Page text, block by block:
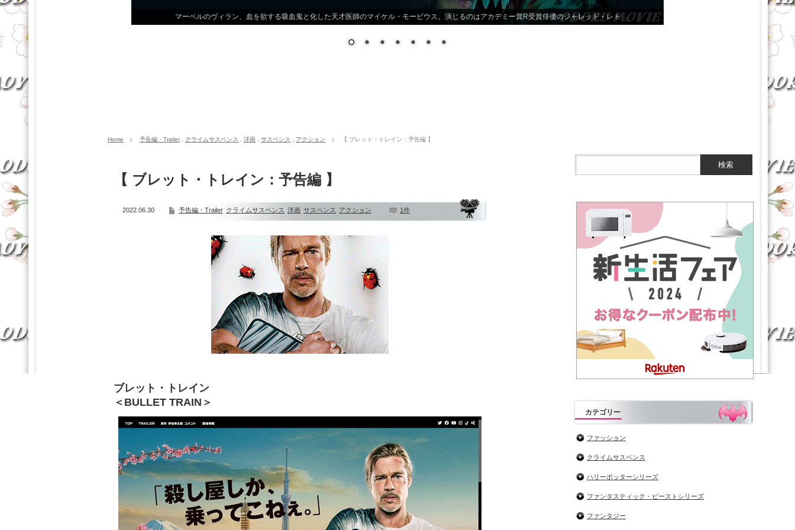
【 ファンタスティック・ビーストとダンブルドアの秘密 】グリンデルバルドの勢力が急速に拡大する中、アルバス・ダンブルドアはニュート・スキャマンダーと
その仲間たちに希望を託す！！
Home 予告編・Trailer クライムサスペンス 洋画 サスペンス アクション 【 ブレット・トレイン：予告編 】
【 ブレット・トレイン：予告編 】
2022.06.30 予告編・Trailer クライムサスペンス 洋画 サスペンス アクション 1件
ブレット・トレイン
＜BULLET TRAIN＞
カテゴリー
ファッション
クライムサスペンス
ハリーポッターシリーズ
ファンタスティック・ビーストシリーズ
ファンタジー